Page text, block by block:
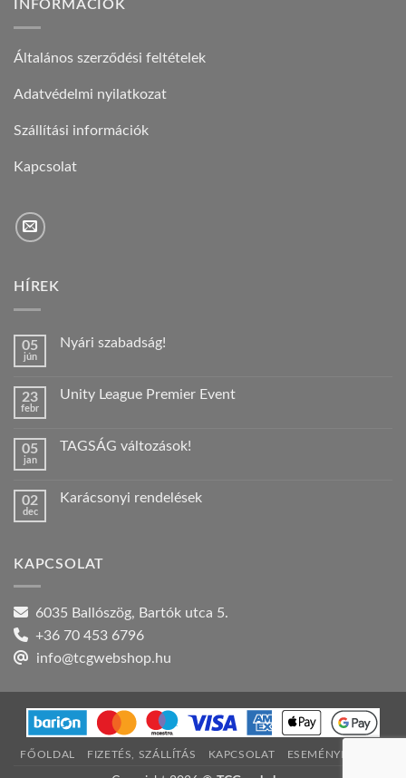
INFORMÁCIÓK
Általános szerződési feltételek
Adatvédelmi nyilatkozat
Szállítási információk
Kapcsolat
HÍREK
05
jún
Nyári szabadság!
Nyári
23
febr
Unity League Premier Event
Unity
bejegyzéshez
05
jan
TAGSÁG változások!
TAGSÁG
02
dec
Karácsonyi rendelések
rendelések
KAPCSOLAT
6035 Ballószög, Bartók utca 5.
+36 70 453 6796
info@tcgwebshop.hu
FŐOLDAL FIZETÉS, SZÁLLÍTÁS KAPCSOLAT ESEMÉNYNAPTÁR